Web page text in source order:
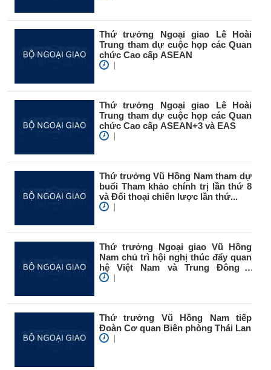
Thứ trưởng Ngoại giao Lê Hoài
Trung tham dự cuộc họp các Quan
chức Cao cấp ASEAN
|
Thứ trưởng Ngoại giao Lê Hoài
Trung tham dự cuộc họp các Quan
chức Cao cấp ASEAN+3 và EAS
|
Thứ trưởng Vũ Hồng Nam tham dự
buổi Tham khảo chính trị lần thứ 8
và Đối thoại chiến lược lần thứ...
|
Thứ trưởng Ngoại giao Vũ Hồng
Nam chủ trì hội nghị thúc đẩy quan
hệ Việt Nam và Trung Đông –
châu...
|
Thứ trưởng Vũ Hồng Nam tiếp
Đoàn Cơ quan Biên phòng Thái Lan
|